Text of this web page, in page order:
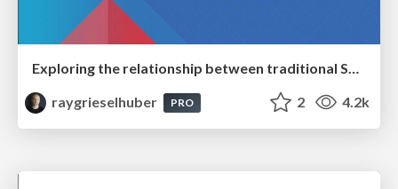
Exploring the relationship between traditional SERPs and Gen AI search
raygrieselhuber
PRO 2 4.2k